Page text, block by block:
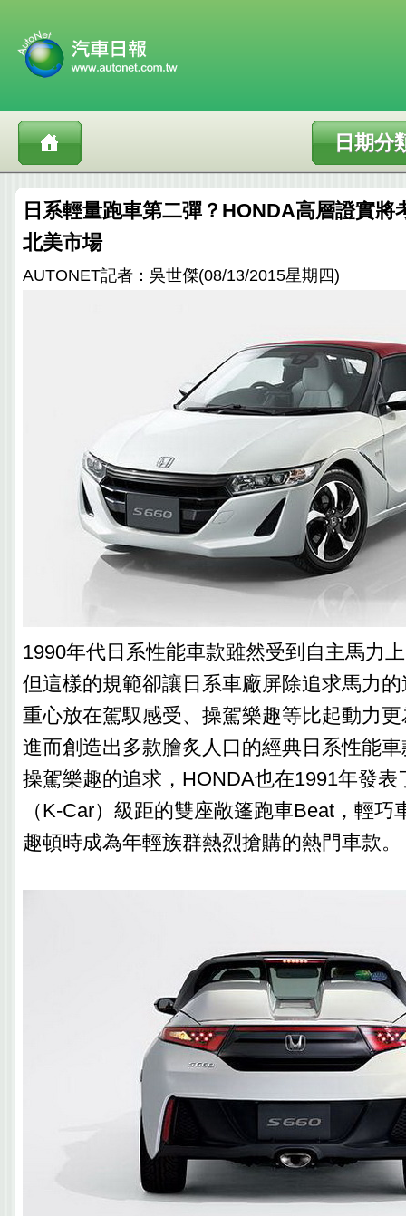
日期分
日系輕量跑車第二彈？HONDA高層證實將
北美市場
AUTONET記者：吳世傑(08/13/2015星期四)
1990年代日系性能車款雖然受到自主馬力
但這樣的規範卻讓日系車廠屏除追求馬力
重心放在駕馭感受、操駕樂趣等比起動力
進而創造出多款膾炙人口的經典日系性能
操駕樂趣的追求，HONDA也在1991年發表
（K-Car）級距的雙座敞篷跑車Beat，輕巧
趣頓時成為年輕族群熱烈搶購的熱門車款。